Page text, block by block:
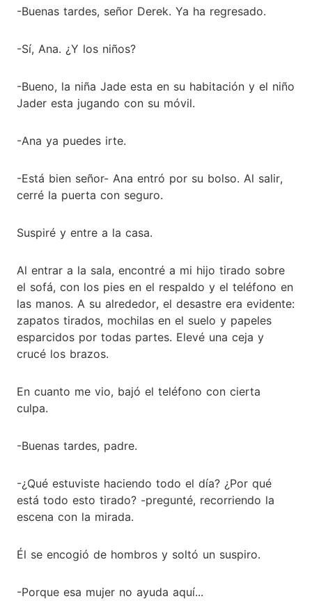
-Buenas tardes, señor Derek. Ya ha regresado.
-Sí, Ana. ¿Y los niños?
-Bueno, la niña Jade esta en su habitación y el niño
Jader esta jugando con su móvil.
-Ana ya puedes irte.
-Está bien señor- Ana entró por su bolso. Al salir,
cerré la puerta con seguro.
Suspiré y entre a la casa.
Al entrar a la sala, encontré a mi hijo tirado sobre
el sofá, con los pies en el respaldo y el teléfono en
las manos. A su alrededor, el desastre era evidente:
zapatos tirados, mochilas en el suelo y papeles
esparcidos por todas partes. Elevé una ceja y
crucé los brazos.
En cuanto me vio, bajó el teléfono con cierta
culpa.
-Buenas tardes, padre.
-¿Qué estuviste haciendo todo el día? ¿Por qué
está todo esto tirado? -pregunté, recorriendo la
escena con la mirada.
Él se encogió de hombros y soltó un suspiro.
-Porque esa mujer no ayuda aquí...